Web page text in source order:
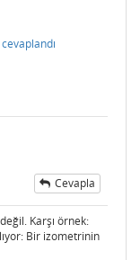
cevaplandı
Cevapla
Karşı örnek:
Bir izometrinin